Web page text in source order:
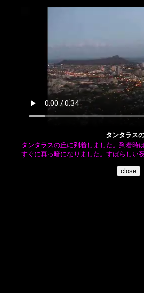
タンタラス
タンタラスの丘に到着しました。到着時
すぐに真っ暗になりました。すばらしい